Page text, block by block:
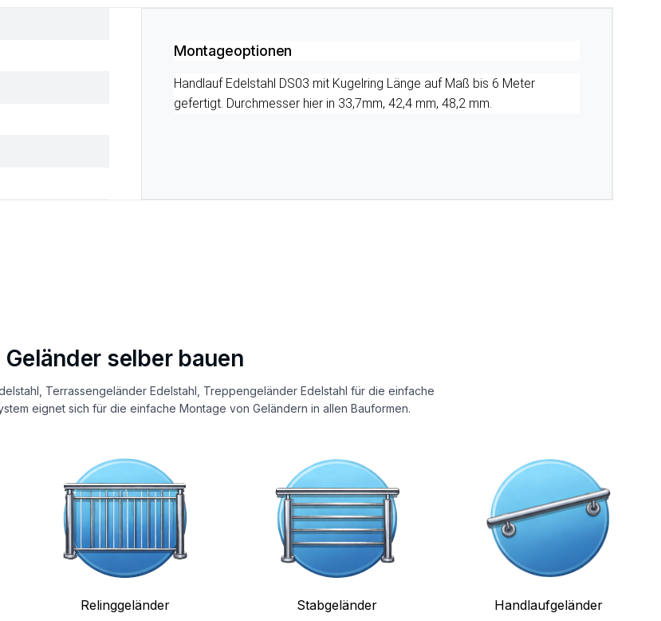
Montageoptionen
Handlauf Edelstahl DS03 mit Kugelring Länge auf Maß bis 6 Meter
gefertigt. Durchmesser hier in 33,7mm, 42,4 mm, 48,2 mm.
Geländer selber bauen
Terrassengeländer Edelstahl, Treppengeländer Edelstahl für die einfache
eignet sich für die einfache Montage von Geländern in allen Bauformen.
Relinggeländer Stabgeländer Handlaufgeländer